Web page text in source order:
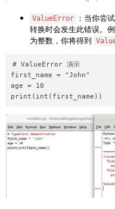
ValueError
：当你尝
转换时会发生此错误。
为整数，你将得到
# ValueError 演示
first_name = "John"
age = 10